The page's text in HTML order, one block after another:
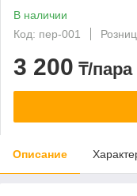
В наличии
Код: пер-001
3 200 ₸/пара
Описание